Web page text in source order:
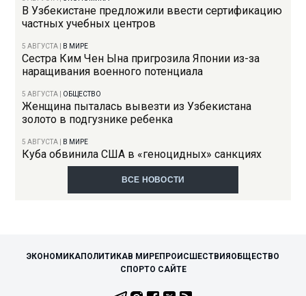
В Узбекистане предложили ввести сертификацию
частных учебных центров
5 АВГУСТА В МИРЕ
Сестра Ким Чен Ына пригрозила Японии из-за
наращивания военного потенциала
5 АВГУСТА ОБЩЕСТВО
Женщина пыталась вывезти из Узбекистана
золото в подгузнике ребенка
5 АВГУСТА В МИРЕ
Куба обвинила США в «геноцидных» санкциях
ВСЕ НОВОСТИ
ЭКОНОМИКАПОЛИТИКАВ МИРЕПРОИСШЕСТВИЯОБЩЕСТВО
СПОРТО САЙТЕ